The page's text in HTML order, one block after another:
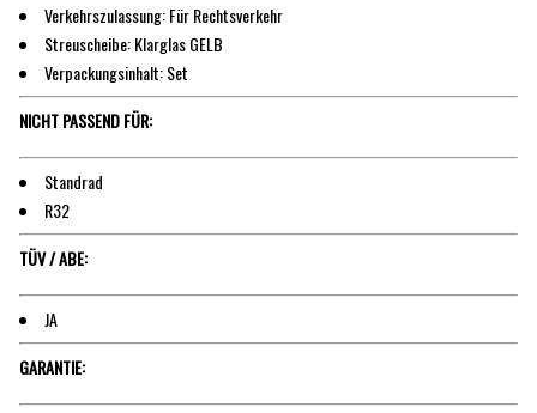
Verkehrszulassung: Für Rechtsverkehr
Streuscheibe: Klarglas GELB
Verpackungsinhalt: Set
NICHT PASSEND FÜR:
Standrad
R32
TÜV / ABE:
JA
GARANTIE: